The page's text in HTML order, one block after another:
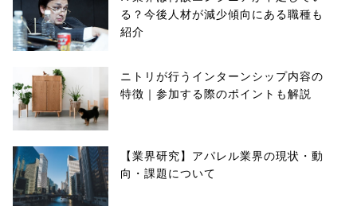
る？今後人材が減少傾向にある職種も
紹介
ニトリが行うインターンシップ内容の
特徴｜参加する際のポイントも解説
【業界研究】アパレル業界の現状・動
向・課題について